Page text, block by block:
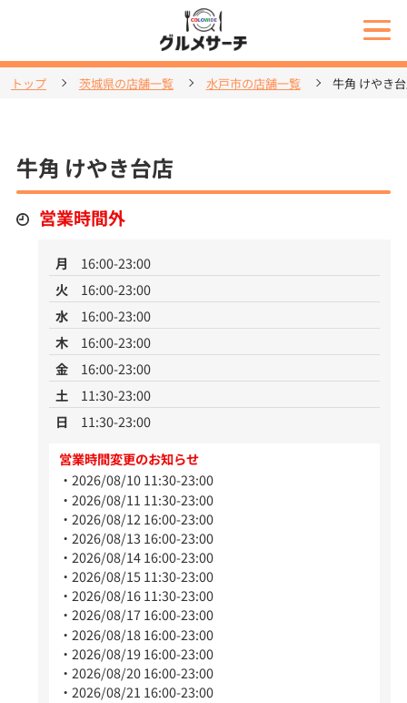
トップ 茨城県の店舗一覧 水戸市の店舗一覧 牛角 けやき
牛角 けやき台店
営業時間外
月
16:00-23:00
火
16:00-23:00
水
16:00-23:00
木
16:00-23:00
金
16:00-23:00
土
11:30-23:00
日
11:30-23:00
営業時間変更のお知らせ
2026/08/10 11:30-23:00
2026/08/11 11:30-23:00
2026/08/12 16:00-23:00
2026/08/13 16:00-23:00
2026/08/14 16:00-23:00
2026/08/15 11:30-23:00
2026/08/16 11:30-23:00
2026/08/17 16:00-23:00
2026/08/18 16:00-23:00
2026/08/19 16:00-23:00
2026/08/20 16:00-23:00
2026/08/21 16:00-23:00